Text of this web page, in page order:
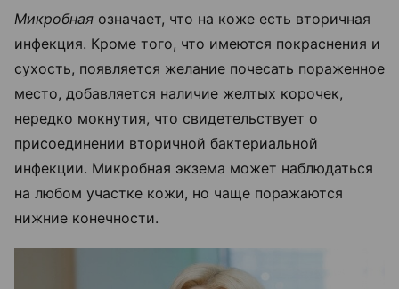
Микробная означает, что на коже есть вторичная
инфекция. Кроме того, что имеются покраснения и
сухость, появляется желание почесать пораженное
место, добавляется наличие желтых корочек,
нередко мокнутия, что свидетельствует о
присоединении вторичной бактериальной
инфекции. Микробная экзема может наблюдаться
на любом участке кожи, но чаще поражаются
нижние конечности.